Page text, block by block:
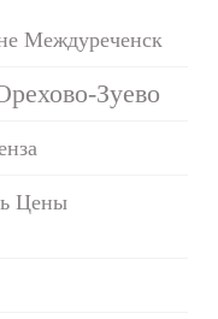
Междуреченск
Зуево
Цены